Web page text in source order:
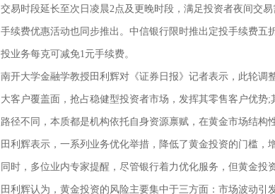
交易时段延长至次日凌晨2点及更晚时段，满足投资者夜间交易
手续费优惠活动也同步推出。中信银行限时推出定投手续费五
投业务每克可减免1元手续费。
南开大学金融学教授田利辉对《证券日报》记者表示，此轮
大客户覆盖面，抢占稳健型投资者市场，发挥其零售客户优
路径不同，本质都是机构依托自身资源禀赋，在黄金市场结构
田利辉表示，一系列业务优化举措，降低了黄金投资的门槛，
同时，多位业内专家提醒，尽管银行着力优化服务，但黄金投
田利辉认为，黄金投资的风险主要集中于三方面：市场波动